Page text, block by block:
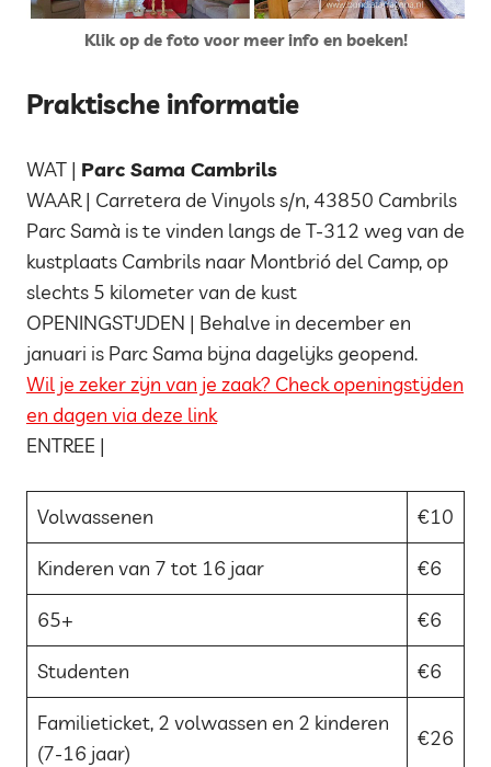
Klik op de foto voor meer info en boeken!
Praktische informatie
WAT | Parc Sama Cambrils
WAAR | Carretera de Vinyols s/n, 43850 Cambrils
Parc Samà is te vinden langs de T-312 weg van de
kustplaats Cambrils naar Montbrió del Camp, op
slechts 5 kilometer van de kust
OPENINGSTIJDEN | Behalve in december en
januari is Parc Sama bijna dagelijks geopend.
Wil je zeker zijn van je zaak? Check openingstijden
en dagen via deze link
ENTREE |
Volwassenen €10
Kinderen van 7 tot 16 jaar €6
65+ €6
Studenten €6
Familieticket, 2 volwassen en 2 kinderen
(7-16 jaar)
€26